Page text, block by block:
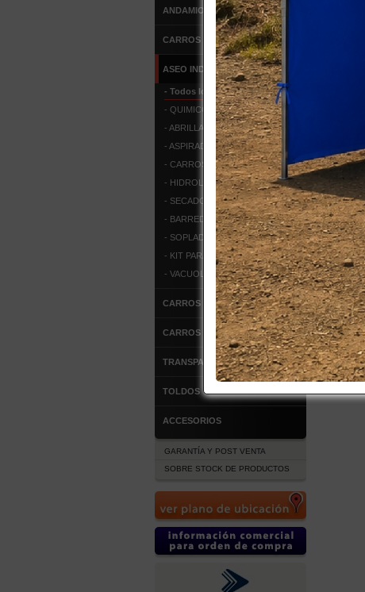
ANDAMIOS
CARROS DE SERVICIO
ASEO INDUSTRIAL
- Todos los Productos
- QUIMICOS
- ABRILLANTADORA
- ASPIRADORAS POLVO/AGUA
- CARROS DE ASEO
- HIDROLAVADORA
- SECADORES DE MANOS
- BARREDORAS
- SOPLADORES DE ALFOMBRA
- KIT PARA EMPRENDEDORES
- VACUOLAVADORA
CARROS DE ALUMINIO
CARROS DE ACERO
TRANSPALETAS MANUALES
TOLDOS
ACCESORIOS
GARANTÍA Y POST VENTA
SOBRE STOCK DE PRODUCTOS